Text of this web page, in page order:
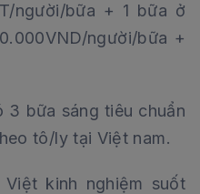
người/bữa + 1 bữa ở
người/bữa +
3 bữa sáng tiêu chuẩn
tô/ly tại Việt nam.
kinh nghiệm suốt